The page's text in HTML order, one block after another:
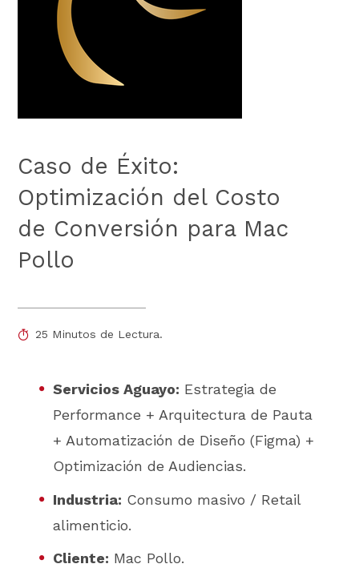
Caso de Éxito:
Optimización del Costo
de Conversión para Mac
Pollo
25 Minutos de Lectura.
Servicios Aguayo: Estrategia de
Performance + Arquitectura de Pauta
+ Automatización de Diseño (Figma) +
Optimización de Audiencias.
Industria: Consumo masivo / Retail
alimenticio.
Cliente: Mac Pollo.